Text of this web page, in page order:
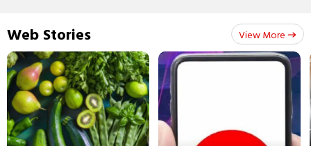
Web Stories View More